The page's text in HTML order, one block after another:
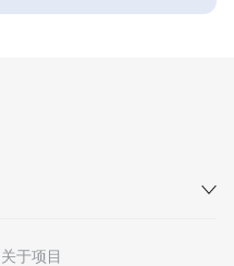
关于项目